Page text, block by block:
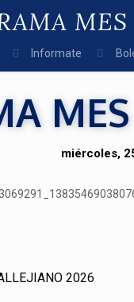
Informate
miércoles,
2026